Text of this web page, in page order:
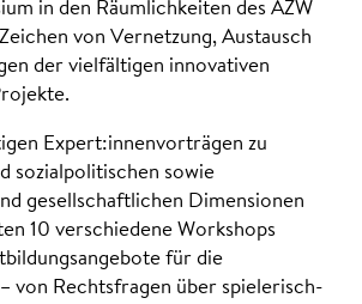
in den Räumlichkeiten des AZW
von Vernetzung, Austausch
der vielfältigen innovativen
Expert:innenvorträgen zu
sozialpolitischen sowie
gesellschaftlichen Dimensionen
10 verschiedene Workshops
für die
– von Rechtsfragen über spielerisch-